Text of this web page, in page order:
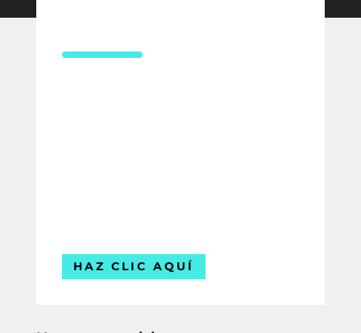
HAZ CLIC AQUÍ